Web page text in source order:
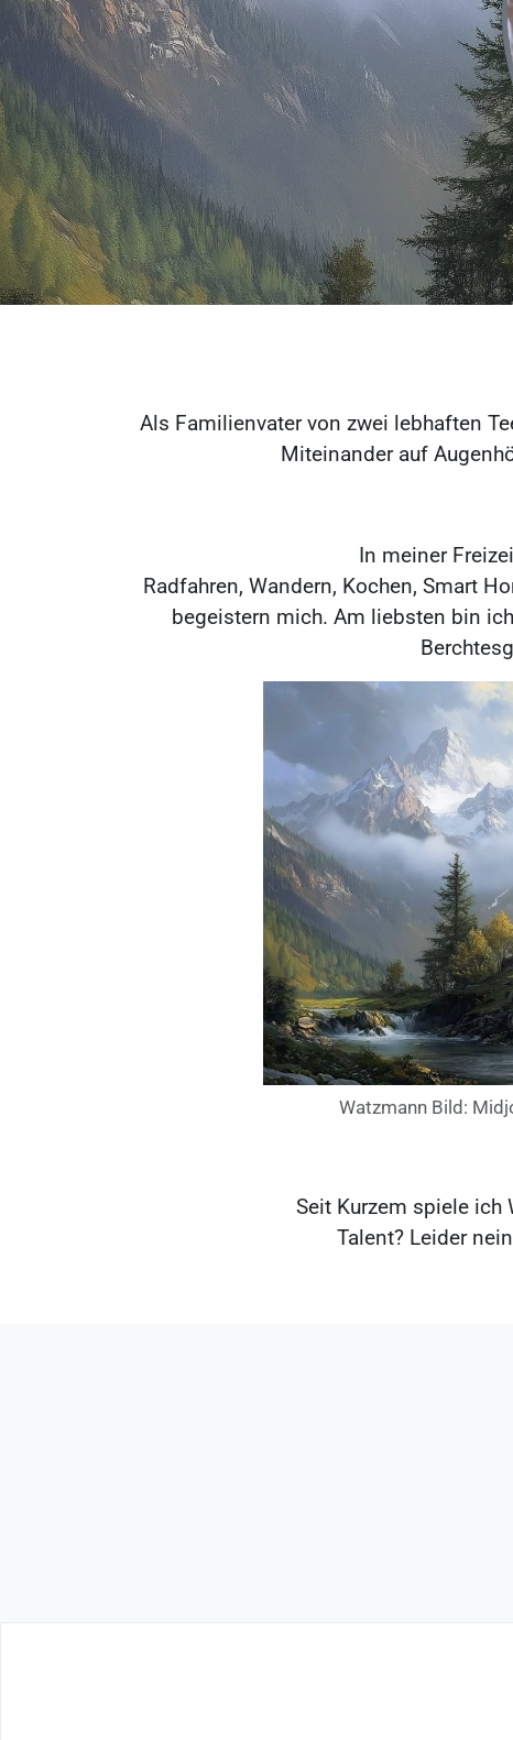
Als Familienvater von zwei lebhaften
Miteinander auf
In meiner
Radfahren, Wandern, Kochen, Smart
begeistern mich. Am liebsten bin
Watzmann Bild:
Seit Kurzem spiele ich
Talent? Leider